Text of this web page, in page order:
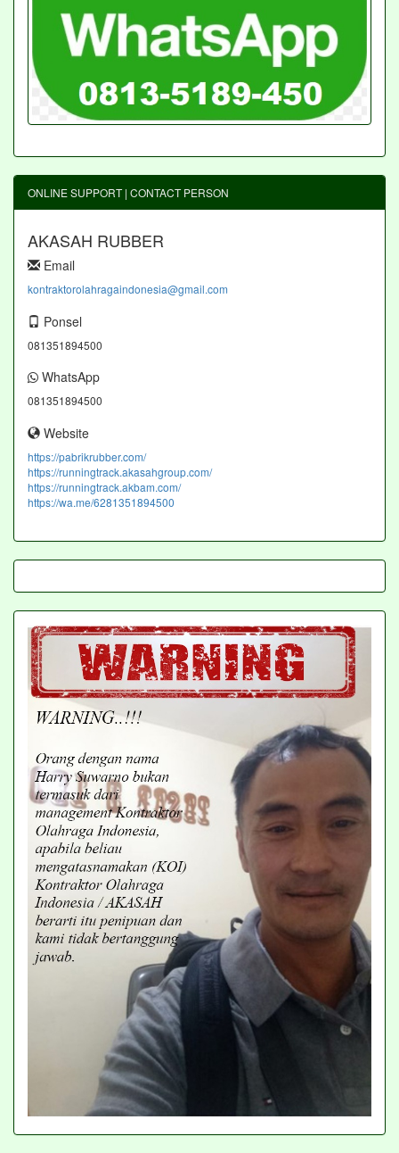
ONLINE SUPPORT | CONTACT PERSON
AKASAH RUBBER
Email
kontraktorolahragaindonesia@gmail.com
Ponsel
081351894500
WhatsApp
081351894500
Website
https://pabrikrubber.com/
https://runningtrack.akasahgroup.com/
https://runningtrack.akbam.com/
https://wa.me/6281351894500